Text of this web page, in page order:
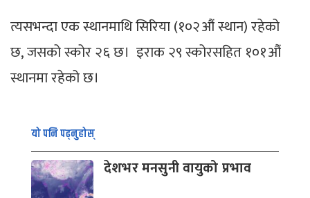
त्यसभन्दा एक स्थानमाथि सिरिया (१०२औं स्थान) रहेको
छ, जसको स्कोर २६ छ। इराक २९ स्कोरसहित १०१औं
स्थानमा रहेको छ।
यो पनि पढ्नुहोस्
देशभर मनसुनी वायुको प्रभाव